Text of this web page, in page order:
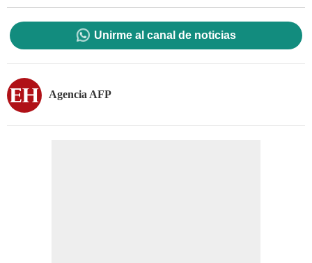
Unirme al canal de noticias
Agencia AFP